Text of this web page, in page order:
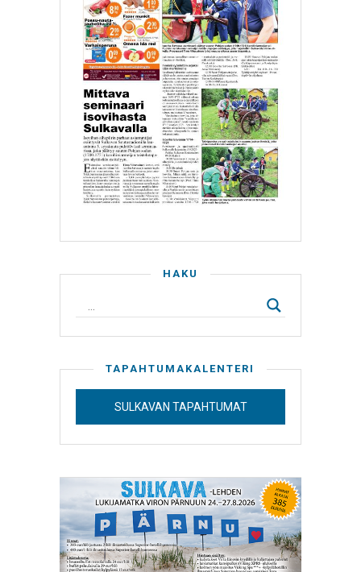
HAKU
TAPAHTUMAKALENTERI
SULKAVAN TAPAHTUMAT